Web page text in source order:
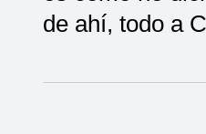
de ahí, todo a